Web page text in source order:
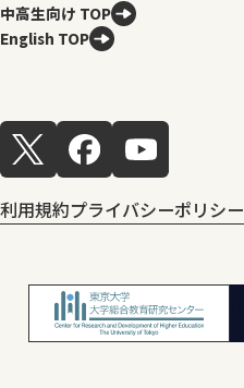
中高生向け TOP
English TOP
利用規約プライバシーポリシー